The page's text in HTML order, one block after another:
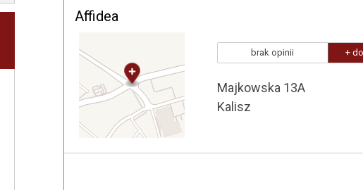
Affidea
brak opinii +
Majkowska 13A
Kalisz